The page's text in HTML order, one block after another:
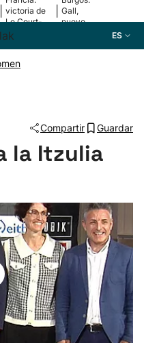
victoria de
Le Court-
Pienaar
Gall,
nuevo
ES
Compartir Guardar
la Itzulia